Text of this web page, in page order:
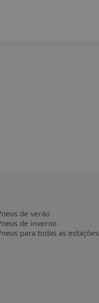
de verão
de inverno
para todas as estações